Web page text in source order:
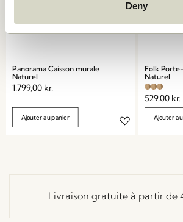
Deny
Panorama Caisson murale
Naturel
1.799,00 kr.
Ajouter au panier
Folk
Naturel
529,00 kr.
Ajouter
Livraison gratuite à partir de